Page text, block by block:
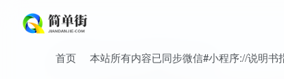
首页 本站所有内容已同步微信#小程序://说明
首页 小学 小学英语 正文